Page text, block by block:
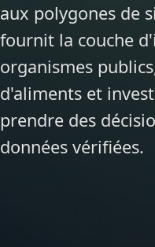
aux polygones de
fournit la couche
organismes
d'aliments et
prendre des
données vérifiées.